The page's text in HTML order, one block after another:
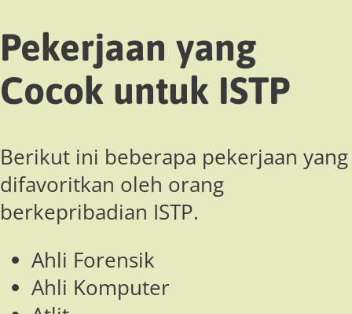
Pekerjaan yang
Cocok untuk ISTP
Berikut ini beberapa pekerjaan yang
difavoritkan oleh orang
berkepribadian ISTP.
Ahli Forensik
Ahli Komputer